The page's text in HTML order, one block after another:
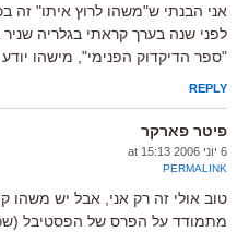
אני הבנתי ש"משהו לרוץ איתו" זה
לפני שנה בערך קראתי בגלריה
"ספר הדיקדוק הפנימי", מישהו
REPLY
פיטר פארקר
6 יוני 2006 at 15:13
PERMALINK
טוב אולי זה רק אני, אבל יש משהו
מתמודד על הפרס של הפסטיבל